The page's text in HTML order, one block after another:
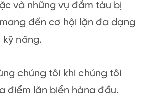
và những vụ đắm tàu ​​​​bị
đến cơ hội lặn đa dạng
năng.
chúng tôi khi chúng tôi
điểm lặn biển hàng đầu,